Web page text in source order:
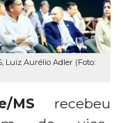
Luiz Aurélio Adler (Foto:
MS recebeu